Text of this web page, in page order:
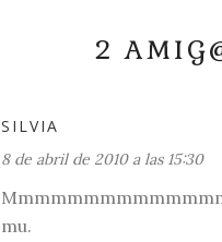
2
SILVIA
8 de abril de 2010 a las 15:30
mu.